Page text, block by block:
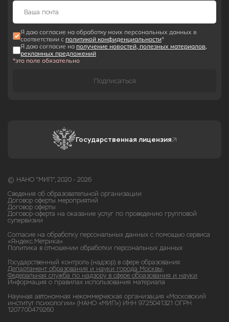
Я даю согласие на обработку моих персональных данных в
соответствии с политикой конфиденциальности*
Я даю согласие на получение новостей, полезных материалов,
рекламных предложений
*это поле обязательно
Подписаться
Государственная лицензия
© НАНО "МИП", 2020 - 2026
Сведения об образовательной организации
Договор оферты мероприятий
Договор оферты
Договор-оферта на оказание услуг по проведению групповой
супервизии
Согласие на обработку персональных данных с помощью сервиса
«Яндекс.Метрика»
Политика в отношении обработки персональных данных
Государственный контроль (надзор) в сфере образования:
Департамент образования и науки города Москвы,
Федеральная служба по надзору в сфере образования и науки
Информация о правилах использования материала
Научная автономная некоммерческая организация «Московский
институт психологии» (НАНО «МИП») ИНН 9725041321 ОГРН
1207700479260